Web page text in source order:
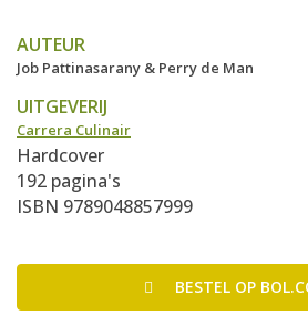
AUTEUR
Job Pattinasarany & Perry de Man
UITGEVERIJ
Carrera Culinair
Hardcover
192 pagina's
ISBN 9789048857999
BESTEL OP